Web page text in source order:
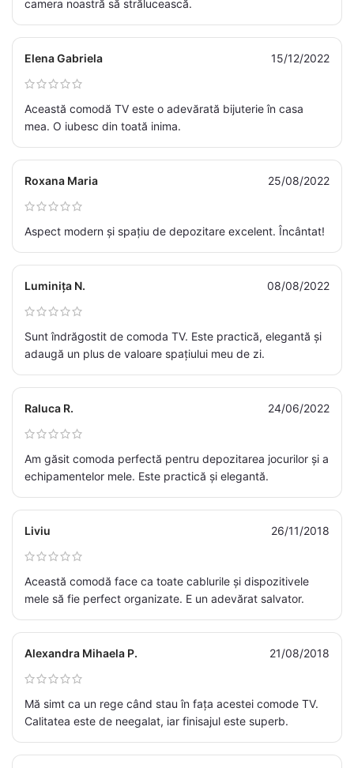
camera noastră să strălucească.
Elena Gabriela 15/12/2022
Această comodă TV este o adevărată bijuterie în casa
mea. O iubesc din toată inima.
Roxana Maria 25/08/2022
Aspect modern și spațiu de depozitare excelent. Încântat!
Luminița N. 08/08/2022
Sunt îndrăgostit de comoda TV. Este practică, elegantă și
adaugă un plus de valoare spațiului meu de zi.
Raluca R. 24/06/2022
Am găsit comoda perfectă pentru depozitarea jocurilor și a
echipamentelor mele. Este practică și elegantă.
Liviu 26/11/2018
Această comodă face ca toate cablurile și dispozitivele
mele să fie perfect organizate. E un adevărat salvator.
Alexandra Mihaela P. 21/08/2018
Mă simt ca un rege când stau în fața acestei comode TV.
Calitatea este de neegalat, iar finisajul este superb.